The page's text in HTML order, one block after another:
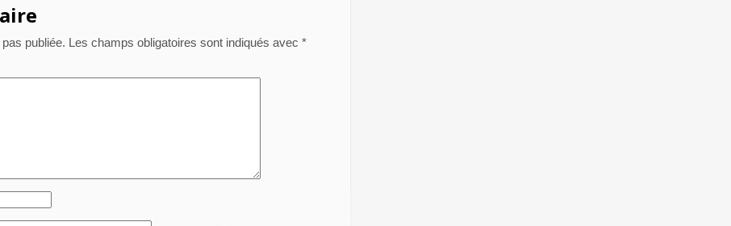
publiée. Les champs obligatoires sont indiqués avec *